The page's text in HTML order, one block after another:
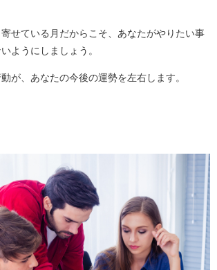
せている月だからこそ、あなたがやりたい事
ようにしましょう。
が、あなたの今後の運勢を左右します。